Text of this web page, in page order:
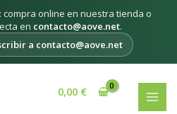
: compra online en nuestra tienda o
en contacto@aove.net.
a contacto@aove.net
0,00 €